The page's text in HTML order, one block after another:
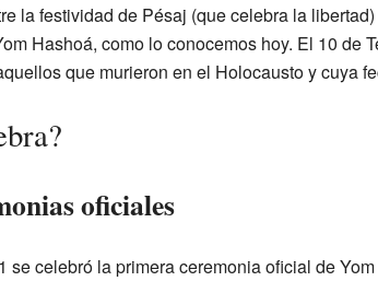
la festividad de Pésaj (que celebra la
Hashoá, como lo conocemos hoy. El 10 de
que murieron en el Holocausto y cuya
oficiales
se celebró la primera ceremonia oficial de